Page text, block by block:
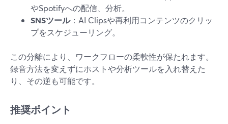
やSpotifyへの配信、分析。
SNSツール：AI Clipsや再利用コンテンツのクリッ
プをスケジューリング。
この分離により、ワークフローの柔軟性が保たれます。
録音方法を変えずにホストや分析ツールを入れ替えた
り、その逆も可能です。
推奨ポイント